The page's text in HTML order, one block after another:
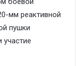
мм реактивной
пушки
участие